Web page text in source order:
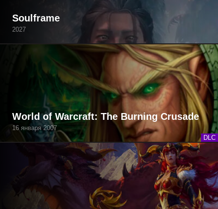
Soulframe
2027
DLC
World of Warcraft: The Burning Crusade
16 января 2007